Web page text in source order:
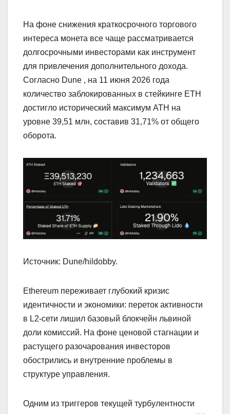
На фоне снижения краткосрочного торгового
интереса монета все чаще рассматривается
долгосрочными инвесторами как инструмент
для привлечения дополнительного дохода.
Согласно Dune , на 11 июня 2026 года
количество заблокированных в стейкинге ETH
достигло исторический максимум ATH на
уровне 39,51 млн, составив 31,71% от общего
оборота.
Источник: Dune/hildobby.
Ethereum переживает глубокий кризис
идентичности и экономики: переток активности
в L2-сети лишил базовый блокчейн львиной
доли комиссий. На фоне ценовой стагнации и
растущего разочарования инвесторов
обострились и внутренние проблемы в
структуре управления.
Одним из триггеров текущей турбулентности